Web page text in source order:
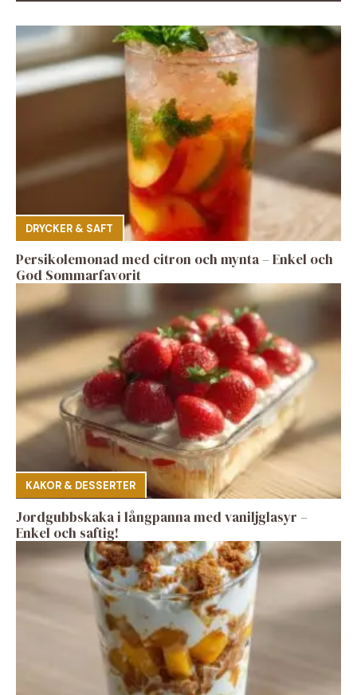
DRYCKER & SAFT
Persikolemonad med citron och mynta – Enkel och
God Sommarfavorit
KAKOR & DESSERTER
Jordgubbskaka i långpanna med vaniljglasyr –
Enkel och saftig!